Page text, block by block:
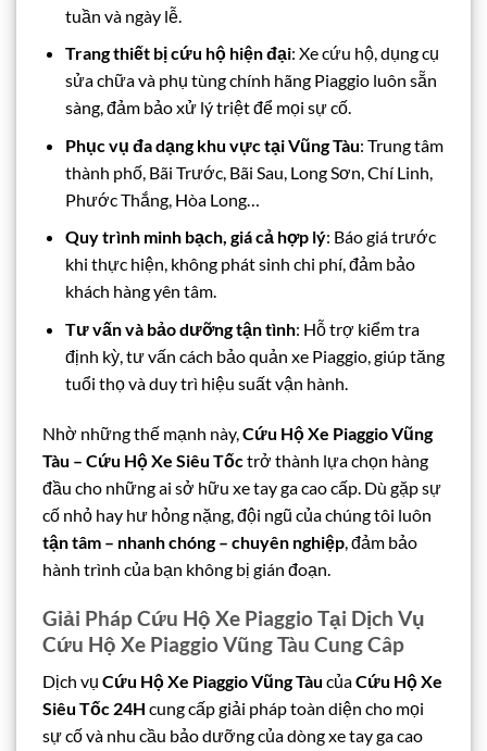
tuần và ngày lễ.
Trang thiết bị cứu hộ hiện đại: Xe cứu hộ, dụng cụ
sửa chữa và phụ tùng chính hãng Piaggio luôn sẵn
sàng, đảm bảo xử lý triệt để mọi sự cố.
Phục vụ đa dạng khu vực tại Vũng Tàu: Trung tâm
thành phố, Bãi Trước, Bãi Sau, Long Sơn, Chí Linh,
Phước Thắng, Hòa Long…
Quy trình minh bạch, giá cả hợp lý: Báo giá trước
khi thực hiện, không phát sinh chi phí, đảm bảo
khách hàng yên tâm.
Tư vấn và bảo dưỡng tận tình: Hỗ trợ kiểm tra
định kỳ, tư vấn cách bảo quản xe Piaggio, giúp tăng
tuổi thọ và duy trì hiệu suất vận hành.
Nhờ những thế mạnh này, Cứu Hộ Xe Piaggio Vũng
Tàu – Cứu Hộ Xe Siêu Tốctrở thành lựa chọn hàng
đầu cho những ai sở hữu xe tay ga cao cấp. Dù gặp sự
cố nhỏ hay hư hỏng nặng, đội ngũ của chúng tôi luôn
tận tâm – nhanh chóng – chuyên nghiệp , đảm bảo
hành trình của bạn không bị gián đoạn.
Giải Pháp Cứu Hộ Xe Piaggio Tại Dịch Vụ
Cứu Hộ Xe Piaggio Vũng Tàu Cung Câp
Dịch vụ Cứu Hộ Xe Piaggio Vũng Tàu củaCứu Hộ Xe
Siêu Tốc 24H cung cấp giải pháp toàn diện cho mọi
sự cố và nhu cầu bảo dưỡng của dòng xe tay ga cao